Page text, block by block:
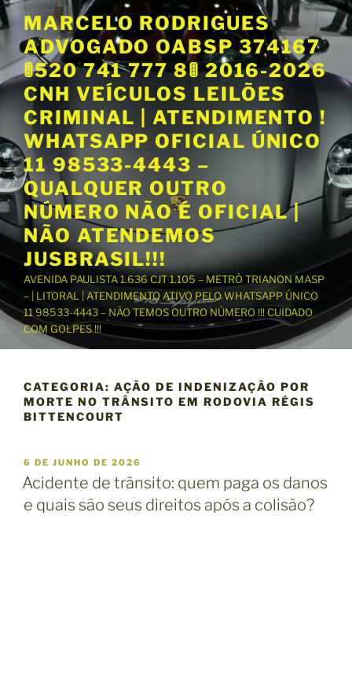
P
u
a
r
r
a
o
c
o
n
t
ú
d
MARCELO RODRIGUES
ADVOGADO OABSP 374167
🚦520 741 777 8🚦 2016-2026
CNH VEÍCULOS LEILÕES
CRIMINAL | ATENDIMENTO !
WHATSAPP OFICIAL ÚNICO
11 98533-4443 –
QUALQUER OUTRO
NÚMERO NÃO É OFICIAL |
NÃO ATENDEMOS
JUSBRASIL!!!
AVENIDA PAULISTA 1.636 CJT 1.105 – METRÔ TRIANON MASP
– | LITORAL | ATENDIMENTO ATIVO PELO WHATSAPP ÚNICO
11 98533-4443 – NÃO TEMOS OUTRO NÚMERO !!! CUIDADO
COM GOLPES !!!
CATEGORIA: AÇÃO DE INDENIZAÇÃO POR
MORTE NO TRÂNSITO EM RODOVIA RÉGIS
BITTENCOURT
P
U
B
L
6 DE JUNHO DE 2026
Acidente de trânsito: quem paga os danos
e quais são seus direitos após a colisão?